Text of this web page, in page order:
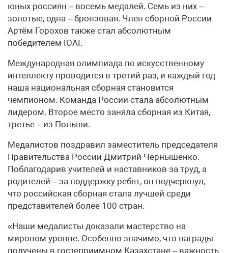
юных россиян – восемь медалей. Семь из них –
золотые, одна – бронзовая. Член сборной России
Артём Горохов также стал абсолютным
победителем IOAI.
Международная олимпиада по искусственному
интеллекту проводится в третий раз, и каждый год
наша национальная сборная становится
чемпионом. Команда России стала абсолютным
лидером. Второе место заняла сборная из Китая,
третье – из Польши.
Медалистов поздравил заместитель председателя
Правительства России Дмитрий Чернышенко.
Поблагодарив учителей и наставников за труд, а
родителей – за поддержку ребят, он подчеркнул,
что российская сборная стала лучшей среди
представителей более 100 стран.
«Наши медалисты доказали мастерство на
мировом уровне. Особенно значимо, что награды
получены в гостеприимном Казахстане – важность